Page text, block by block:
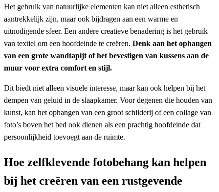
Het gebruik van natuurlijke elementen kan niet alleen esthetisch
aantrekkelijk zijn, maar ook bijdragen aan een warme en
uitnodigende sfeer. Een andere creatieve benadering is het gebruik
van textiel om een hoofdeinde te creëren. Denk aan het ophangen
van een grote wandtapijt of het bevestigen van kussens aan de
muur voor extra comfort en stijl.
Dit biedt niet alleen visuele interesse, maar kan ook helpen bij het
dempen van geluid in de slaapkamer. Voor degenen die houden van
kunst, kan het ophangen van een groot schilderij of een collage van
foto’s boven het bed ook dienen als een prachtig hoofdeinde dat
persoonlijkheid toevoegt aan de ruimte.
Hoe zelfklevende fotobehang kan helpen
bij het creëren van een rustgevende